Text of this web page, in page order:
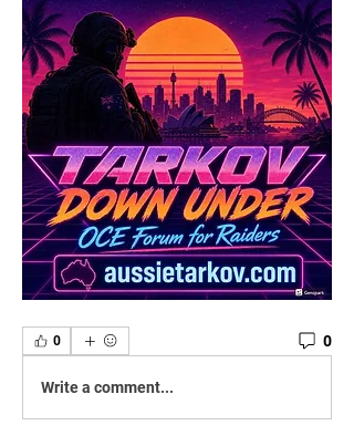
0 0
Write a comment...